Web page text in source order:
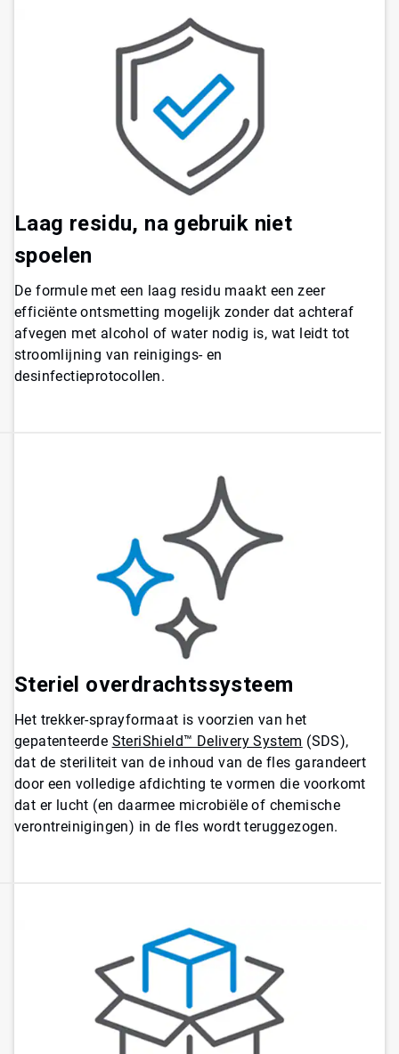
Laag residu, na gebruik niet
spoelen
De formule met een laag residu maakt een zeer
efficiënte ontsmetting mogelijk zonder dat achteraf
afvegen met alcohol of water nodig is, wat leidt tot
stroomlijning van reinigings- en
desinfectieprotocollen.
Steriel overdrachtssysteem
Het trekker-sprayformaat is voorzien van het
gepatenteerde SteriShield™ Delivery System (SDS),
dat de steriliteit van de inhoud van de fles garandeert
door een volledige afdichting te vormen die voorkomt
dat er lucht (en daarmee microbiële of chemische
verontreinigingen) in de fles wordt teruggezogen.